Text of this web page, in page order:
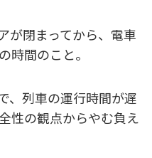
が閉まってから、電車
時間のこと。
、列車の運行時間が遅
性の観点からやむ負え